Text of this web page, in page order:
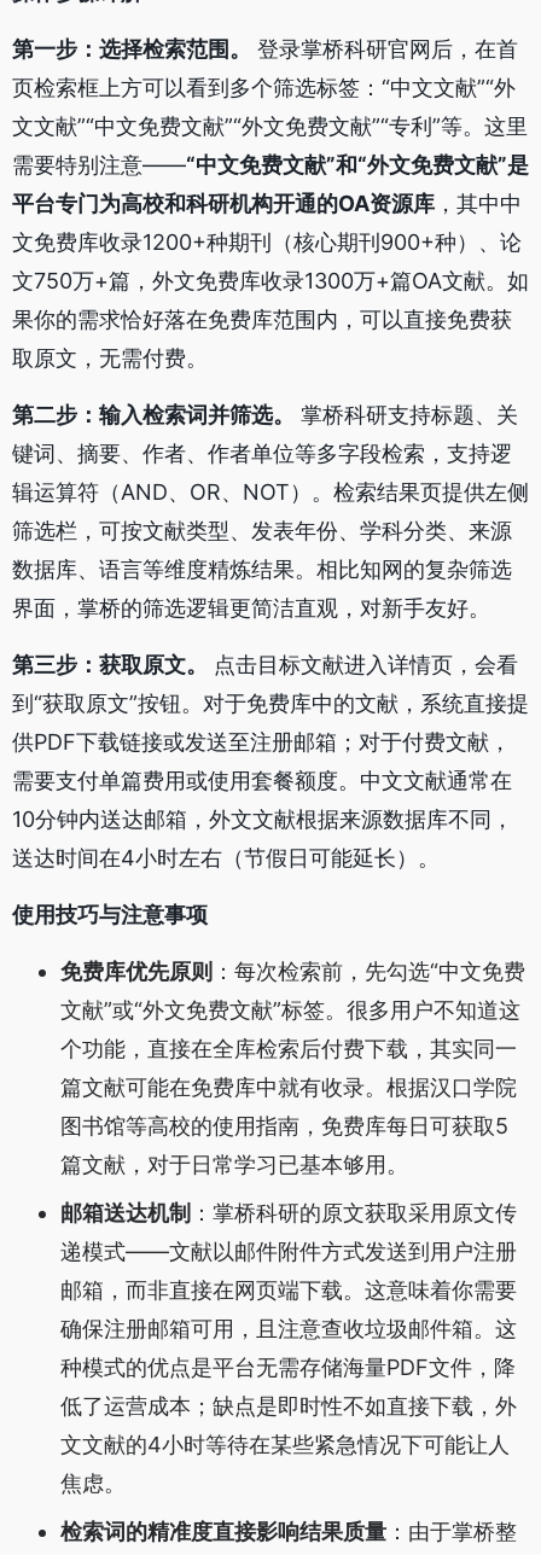
第一步：选择检索范围。
登录掌桥科研官网后，在首
页检索框上方可以看到多个筛选标签：“中文文献”“外
文文献”“中文免费文献”“外文免费文献”“专利”等。这里
需要特别注意——“中文免费文献”和“外文免费文献”是
平台专门为高校和科研机构开通的OA资源库 ，其中中
文免费库收录1200+种期刊（核心期刊900+种）、论
文750万+篇，外文免费库收录1300万+篇OA文献。如
果你的需求恰好落在免费库范围内，可以直接免费获
取原文，无需付费。
第二步：输入检索词并筛选。
掌桥科研支持标题、关
键词、摘要、作者、作者单位等多字段检索，支持逻
辑运算符（AND、OR、NOT）。检索结果页提供左侧
筛选栏，可按文献类型、发表年份、学科分类、来源
数据库、语言等维度精炼结果。相比知网的复杂筛选
界面，掌桥的筛选逻辑更简洁直观，对新手友好。
第三步：获取原文。
点击目标文献进入详情页，会看
到“获取原文”按钮。对于免费库中的文献，系统直接提
供PDF下载链接或发送至注册邮箱；对于付费文献，
需要支付单篇费用或使用套餐额度。中文文献通常在
10分钟内送达邮箱，外文文献根据来源数据库不同，
送达时间在4小时左右（节假日可能延长）。
使用技巧与注意事项
免费库优先原则 ：每次检索前，先勾选“中文免费
文献”或“外文免费文献”标签。很多用户不知道这
个功能，直接在全库检索后付费下载，其实同一
篇文献可能在免费库中就有收录。根据汉口学院
图书馆等高校的使用指南，免费库每日可获取5
篇文献，对于日常学习已基本够用。
邮箱送达机制 ：掌桥科研的原文获取采用原文传
递模式——文献以邮件附件方式发送到用户注册
邮箱，而非直接在网页端下载。这意味着你需要
确保注册邮箱可用，且注意查收垃圾邮件箱。这
种模式的优点是平台无需存储海量PDF文件，降
低了运营成本；缺点是即时性不如直接下载，外
文文献的4小时等待在某些紧急情况下可能让人
焦虑。
检索词的精准度直接影响结果质量 ：由于掌桥整